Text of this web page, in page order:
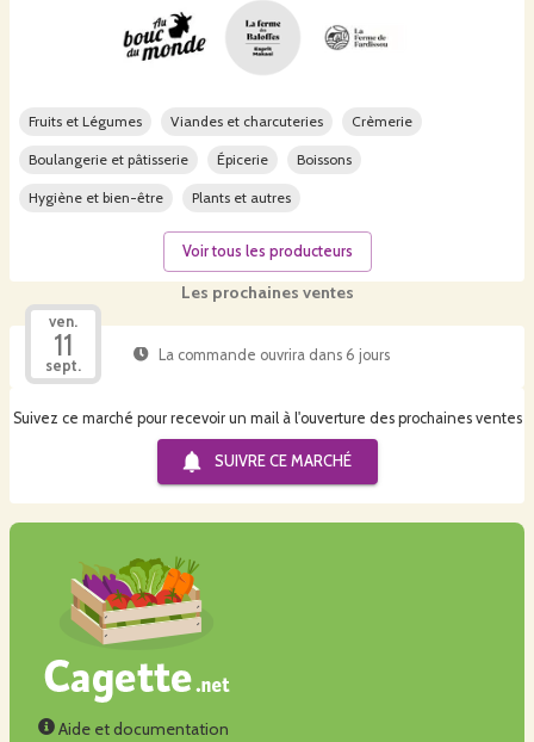
Les prochaines ventes
ven.
11
sept.
La commande ouvrira dans 6 jours
Suivez ce marché pour recevoir un mail à l'ouverture des prochaines ventes
SUIVRE CE MARCHÉ
Fruits et Légumes Viandes et charcuteries Crèmerie
Boulangerie et pâtisserie Épicerie Boissons
Hygiène et bien-être Plants et autres
Voir tous les producteurs
Aide et documentation